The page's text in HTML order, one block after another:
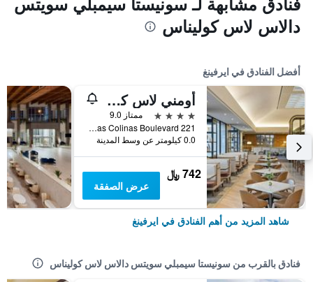
دالاس لاس كوليناس
أفضل الفنادق في ايرفينغ
أومني لاس كوليناس هوتل
4 نجوم
ممتاز 9.0
221 East Las Colinas Boulevard, ايرفينغ, TX, الولايات المتحدة الأميريكية
0.0 كيلومتر عن وسط المدينة
742 ﷼
عرض الصفقة
شاهد المزيد من أهم الفنادق في ايرفينغ
فنادق بالقرب من سونيستا سيمبلي سويتس دالاس لاس كوليناس